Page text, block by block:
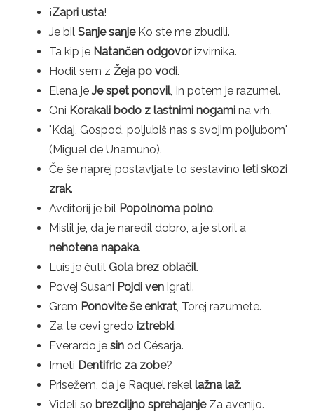
¡Zapri usta!
Je bil Sanje sanje Ko ste me zbudili.
Ta kip je Natančen odgovorizvirnika.
Hodil sem z Žeja po vodi.
Elena je Je spet ponovil, In potem je razumel.
Oni Korakali bodo z lastnimi nogami na vrh.
"Kdaj, Gospod, poljubiš nas s svojim poljubom"
(Miguel de Unamuno).
Če še naprej postavljate to sestavino leti skozi
zrak.
Avditorij je bil Popolnoma polno.
Mislil je, da je naredil dobro, a je storil a
nehotena napaka.
Luis je čutil Gola brez oblačil.
Povej Susani Pojdi ven igrati.
Grem Ponovite še enkrat, Torej razumete.
Za te cevi gredo iztrebki.
Everardo je sin od Césarja.
Imeti Dentifric za zobe?
Prisežem, da je Raquel rekel lažna laž.
Videli so brezciljno sprehajanjeZa avenijo.